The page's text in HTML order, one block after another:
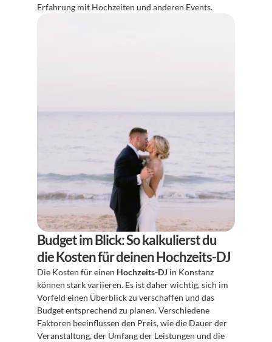
Erfahrung mit Hochzeiten und anderen Events.
Budget im Blick: So kalkulierst du
die Kosten für deinen Hochzeits-DJ
Die Kosten für einen Hochzeits-DJ in Konstanz
können stark variieren. Es ist daher wichtig, sich im
Vorfeld einen Überblick zu verschaffen und das
Budget entsprechend zu planen. Verschiedene
Faktoren beeinflussen den Preis, wie die Dauer der
Veranstaltung, der Umfang der Leistungen und die